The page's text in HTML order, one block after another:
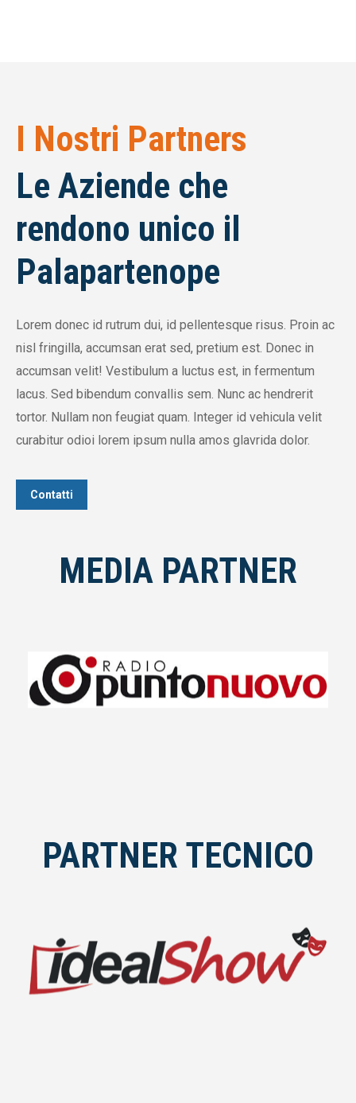
I Nostri Partners
Le Aziende che
rendono unico il
Palapartenope
Lorem donec id rutrum dui, id pellentesque risus. Proin ac
nisl fringilla, accumsan erat sed, pretium est. Donec in
accumsan velit! Vestibulum a luctus est, in fermentum
lacus. Sed bibendum convallis sem. Nunc ac hendrerit
tortor. Nullam non feugiat quam. Integer id vehicula velit
curabitur odioi lorem ipsum nulla amos glavrida dolor.
Contatti
MEDIA PARTNER
divertimento. Il suo motto è “Come piace a te“,
propone trasmissioni che si riferiscono ad un
PARTNER TECNICO
interamente dedicato agli Spettacoli ed alle Attività
Teatrali. Tramite idealShow.it gli utenti possono avere
informazioni aggiornate sugli Eventi in